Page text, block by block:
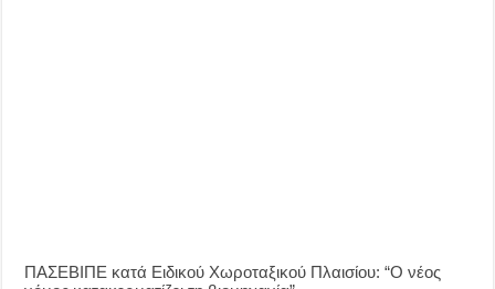
ΠΑΣΕΒΙΠΕ κατά Ειδικού Χωροταξικού Πλαισίου: “Ο νέος